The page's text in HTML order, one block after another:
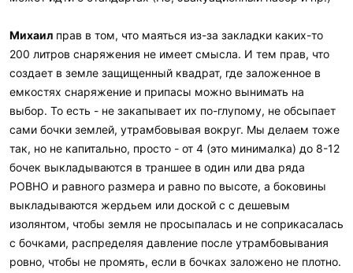
Михаил прав в том, что маяться из-за закладки каких-то
200 литров снаряжения не имеет смысла. И тем прав, что
создает в земле защищенный квадрат, где заложенное в
емкостях снаряжение и припасы можно вынимать на
выбор. То есть - не закапывает их по-глупому, не обсыпает
сами бочки землей, утрамбовывая вокруг. Мы делаем тоже
так, но не капитально, просто - от 4 (это минималка) до 8-12
бочек выкладываются в траншее в один или два ряда
РОВНО и равного размера и равно по высоте, а боковины
выкладываются жердьем или доской с с дешевым
изолянтом, чтобы земля не просыпалась и не соприкасалась
с бочками, распределяя давление после утрамбовывания
ровно, чтобы не промять, если в бочках заложено не плотно.